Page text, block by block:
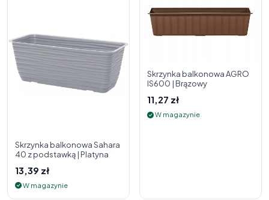
Skrzynka balkonowa Sahara
40 z podstawką | Platyna
13,39 zł
W magazynie
Skrzynka balkonowa AGRO
IS600 | Brązowy
11,27 zł
W magazynie